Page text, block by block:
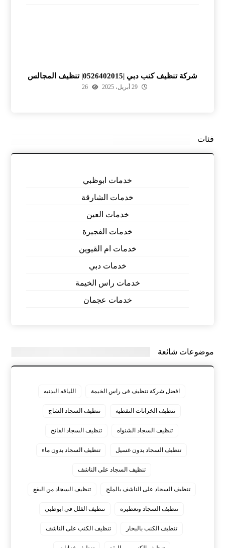
شركة تنظيف كنب دبي |0526402015| تنظيف المجالس
29 أبريل، 2025 26
فئات
خدمات ابوظبي
خدمات الشارقة
خدمات العين
خدمات الفجيرة
خدمات ام القيوين
خدمات دبي
خدمات راس الخيمة
خدمات عجمان
موضوعات شائعة
افضل شركة تنظيف فى راس الخيمة اللياقه البدنيه
تنظيف الخزانات النفطية تنظيف السجاد الشاج
تنظيف السجاد الشنواه تنظيف السجاد الفاتح
تنظيف السجاد بدون غسيل تنظيف السجاد بدون ماء
تنظيف السجاد على الناشف
تنظيف السجاد على الناشف بالملح تنظيف السجاد من البقع
تنظيف السجاد وتعطيره تنظيف الفلل في ابوظبي
تنظيف الكنب بالبخار تنظيف الكنب على الناشف